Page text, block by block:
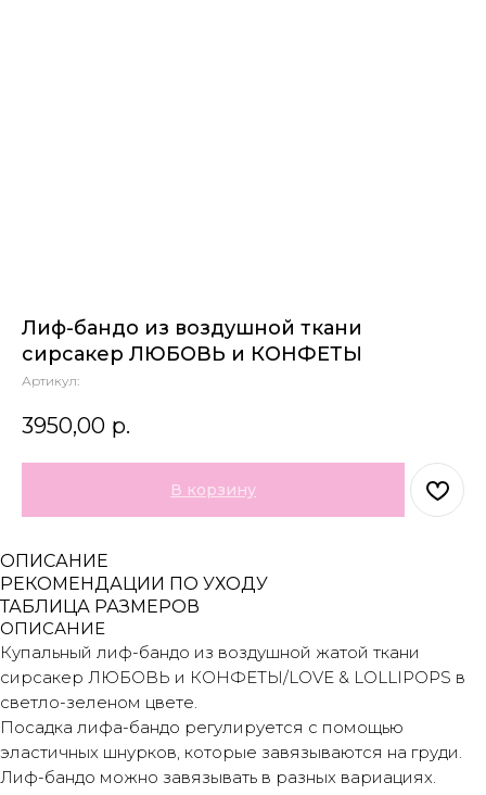
Лиф-бандо из воздушной ткани
сирсакер ЛЮБОВЬ и КОНФЕТЫ
Артикул:
3950,00 р.
В корзину
ОПИСАНИЕ
РЕКОМЕНДАЦИИ ПО УХОДУ
ТАБЛИЦА РАЗМЕРОВ
ОПИСАНИЕ
Купальный лиф-бандо из воздушной жатой ткани
сирсакер ЛЮБОВЬ и КОНФЕТЫ/LOVE & LOLLIPOPS в
светло-зеленом цвете.
Посадка лифа-бандо регулируется с помощью
эластичных шнурков, которые завязываются на груди.
Лиф-бандо можно завязывать в разных вариациях.